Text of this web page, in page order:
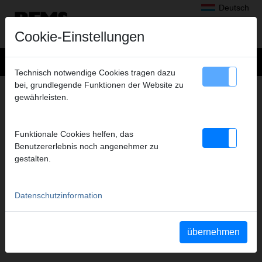
Deutsch
DOWNLOADS
Teileverzeichnisse
Sicherheitsdatenblätter
Sicherheitshinweise
Produktfilme
Cookie-Einstellungen
Technisch notwendige Cookies tragen dazu
bei, grundlegende Funktionen der Website zu
gewährleisten.
Funktionale Cookies helfen, das
Benutzererlebnis noch angenehmer zu
gestalten.
Datenschutzinformation
übernehmen